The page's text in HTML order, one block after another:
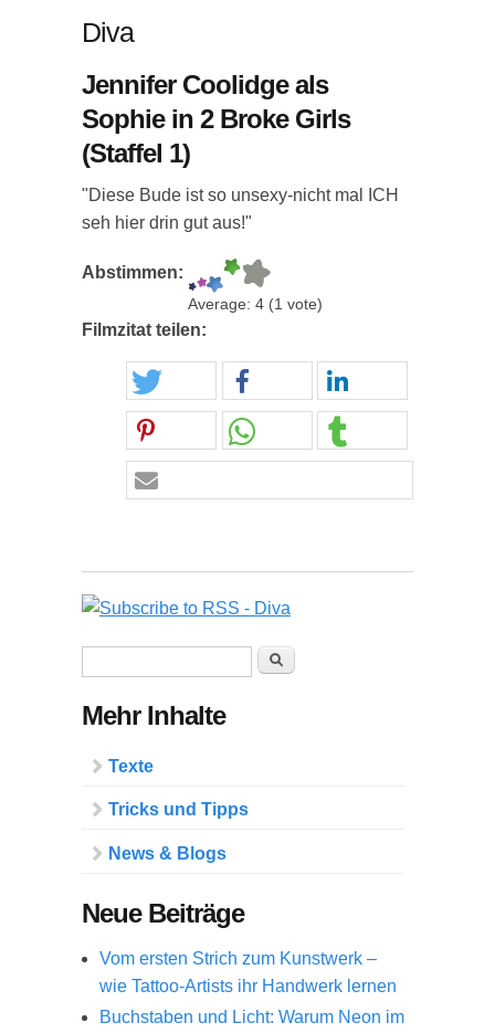
Diva
Jennifer Coolidge als
Sophie in 2 Broke Girls
(Staffel 1)
"Diese Bude ist so unsexy-nicht mal ICH
seh hier drin gut aus!"
Abstimmen:
Average: 4 (1 vote)
Filmzitat teilen:
Suche
Mehr Inhalte
Texte
Tricks und Tipps
News & Blogs
Neue Beiträge
Vom ersten Strich zum Kunstwerk –
wie Tattoo-Artists ihr Handwerk lernen
Buchstaben und Licht: Warum Neon im